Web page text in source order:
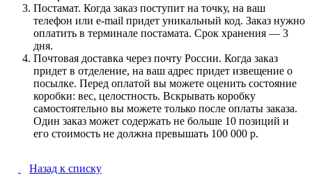
Постамат. Когда заказ поступит на точку, на ваш
телефон или e-mail придет уникальный код. Заказ нужно
оплатить в терминале постамата. Срок хранения — 3
дня.
Почтовая доставка через почту России. Когда заказ
придет в отделение, на ваш адрес придет извещение о
посылке. Перед оплатой вы можете оценить состояние
коробки: вес, целостность. Вскрывать коробку
самостоятельно вы можете только после оплаты заказа.
Один заказ может содержать не больше 10 позиций и
его стоимость не должна превышать 100 000 р.
Назад к списку